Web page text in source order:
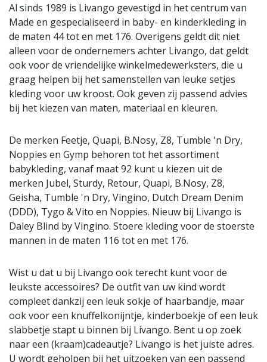
Al sinds 1989 is Livango gevestigd in het centrum van
Made en gespecialiseerd in baby- en kinderkleding in
de maten 44 tot en met 176. Overigens geldt dit niet
alleen voor de ondernemers achter Livango, dat geldt
ook voor de vriendelijke winkelmedewerksters, die u
graag helpen bij het samenstellen van leuke setjes
kleding voor uw kroost. Ook geven zij passend advies
bij het kiezen van maten, materiaal en kleuren.
De merken Feetje, Quapi, B.Nosy, Z8, Tumble 'n Dry,
Noppies en Gymp behoren tot het assortiment
babykleding, vanaf maat 92 kunt u kiezen uit de
merken Jubel, Sturdy, Retour, Quapi, B.Nosy, Z8,
Geisha, Tumble 'n Dry, Vingino, Dutch Dream Denim
(DDD), Tygo & Vito en Noppies. Nieuw bij Livango is
Daley Blind by Vingino. Stoere kleding voor de stoerste
mannen in de maten 116 tot en met 176.
Wist u dat u bij Livango ook terecht kunt voor de
leukste accessoires? De outfit van uw kind wordt
compleet dankzij een leuk sokje of haarbandje, maar
ook voor een knuffelkonijntje, kinderboekje of een leuk
slabbetje stapt u binnen bij Livango. Bent u op zoek
naar een (kraam)cadeautje? Livango is het juiste adres.
U wordt geholpen bij het uitzoeken van een passend